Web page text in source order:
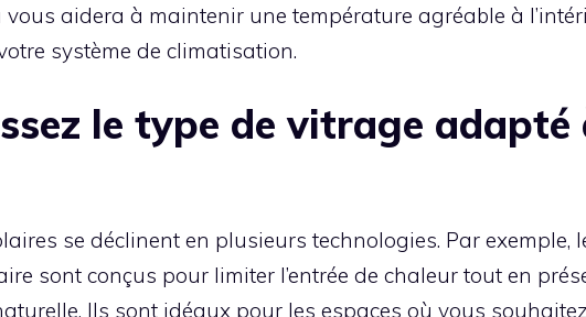
vous aidera à maintenir une température agréable à
système de climatisation.
le type de vitrage adapté
se déclinent en plusieurs technologies. Par exemple,
sont conçus pour limiter l’entrée de chaleur tout en
Ils sont idéaux pour les espaces où vous